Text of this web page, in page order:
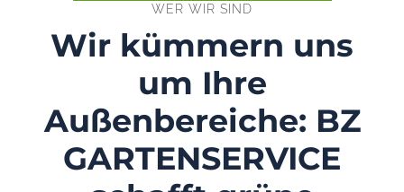
WER WIR SIND
Wir kümmern uns
um Ihre
Außenbereiche: BZ
GARTENSERVICE